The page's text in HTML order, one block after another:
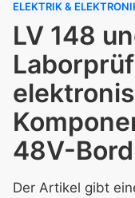
ELEKTRIK &
LV 148
48V-
Der Artikel gibt